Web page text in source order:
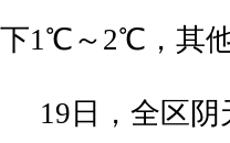
下1℃～2℃，其
19日，全区